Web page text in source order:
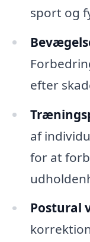
sport og
efter
af
for at
Postural